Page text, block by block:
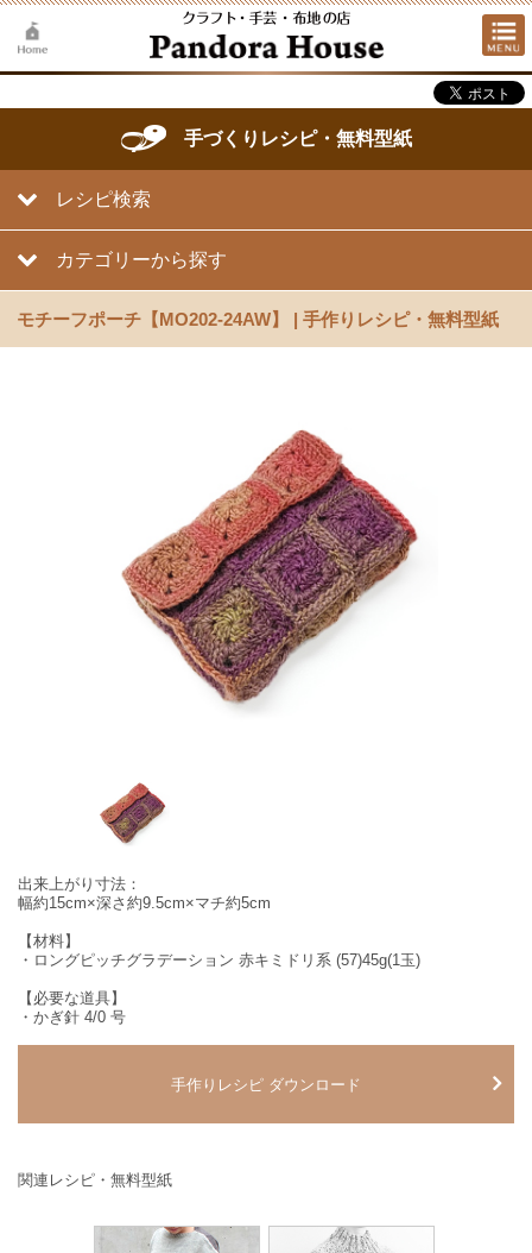
手づくりレシピ・無料型紙
レシピ検索
カテゴリーから探す
モチーフポーチ【MO202-24AW】 | 手作りレシピ・無料型紙
出来上がり寸法：
幅約15cm×深さ約9.5cm×マチ約5cm
【材料】
・ロングピッチグラデーション 赤キミドリ系 (57)45g(1玉)
【必要な道具】
・かぎ針 4/0 号
手作りレシピ ダウンロード
関連レシピ・無料型紙